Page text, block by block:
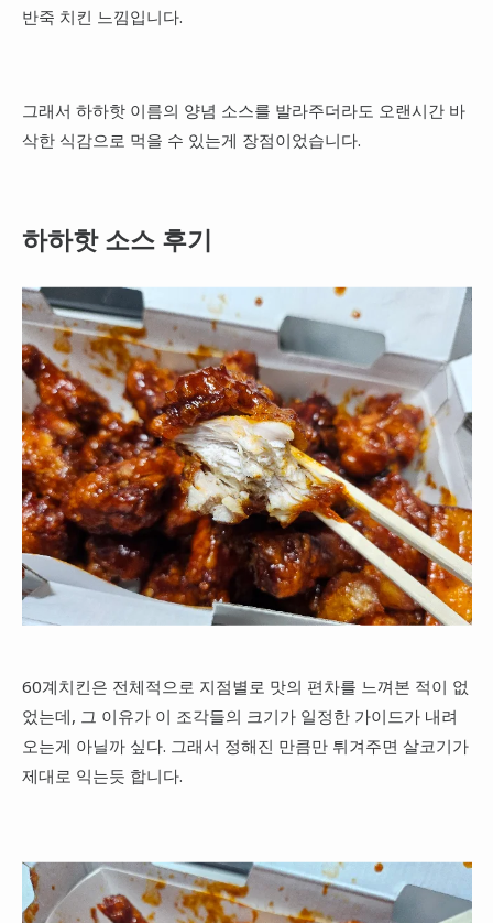
반죽 치킨 느낌입니다.
그래서 하하핫 이름의 양념 소스를 발라주더라도 오랜시간 바
삭한 식감으로 먹을 수 있는게 장점이었습니다.
하하핫 소스 후기
60계치킨은 전체적으로 지점별로 맛의 편차를 느껴본 적이 없
었는데, 그 이유가 이 조각들의 크기가 일정한 가이드가 내려
오는게 아닐까 싶다. 그래서 정해진 만큼만 튀겨주면 살코기가
제대로 익는듯 합니다.